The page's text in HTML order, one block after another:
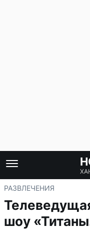
РАЗВЛЕЧЕНИЯ
шоу